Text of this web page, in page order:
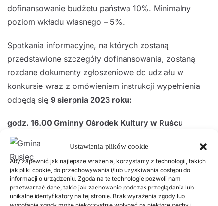
Ustawienia plików cookie
Aby zapewnić jak najlepsze wrażenia, korzystamy z technologii, takich
jak pliki cookie, do przechowywania i/lub uzyskiwania dostępu do
informacji o urządzeniu. Zgoda na te technologie pozwoli nam
przetwarzać dane, takie jak zachowanie podczas przeglądania lub
unikalne identyfikatory na tej stronie. Brak wyrażenia zgody lub
wycofanie zgody może niekorzystnie wpłynąć na niektóre cechy i
dofinansowanie budżetu państwa 10%. Minimalny
poziom wkładu własnego – 5%.
Spotkania informacyjne, na których zostaną
przedstawione szczegóły dofinansowania, zostaną
rozdane dokumenty zgłoszeniowe do udziału w
konkursie wraz z omówieniem instrukcji wypełnienia
odbędą się 9 sierpnia 2023 roku:
godz. 16.00 Gminny Ośrodek Kultury w Ruścu
godz. 18.00 Zespół Szkolno – Przedszkolny w Woli
Wiązowej
Szczegóły na temat naboru zostaną opublikowane w
dniu 09.08.2023 r. także na stronie www.rusiec.pl w